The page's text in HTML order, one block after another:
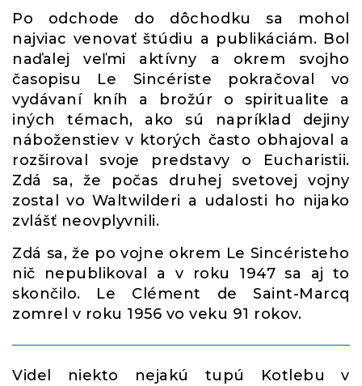
Po odchode do dôchodku sa mohol
najviac venovať štúdiu a publikáciám. Bol
naďalej veľmi aktívny a okrem svojho
časopisu Le Sincériste pokračoval vo
vydávaní kníh a brožúr o spiritualite a
iných témach, ako sú napríklad dejiny
náboženstiev v ktorých často obhajoval a
rozširoval svoje predstavy o Eucharistii.
Zdá sa, že počas druhej svetovej vojny
zostal vo Waltwilderi a udalosti ho nijako
zvlášť neovplyvnili.
Zdá sa, že po vojne okrem Le Sincéristeho
nič nepublikoval a v roku 1947 sa aj to
skončilo. Le Clément de Saint-Marcq
zomrel v roku 1956 vo veku 91 rokov.
Videl niekto nejakú tupú Kotlebu v